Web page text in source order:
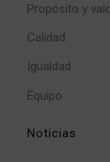
Propósito y
Calidad
Igualdad
Equipo
Noticias